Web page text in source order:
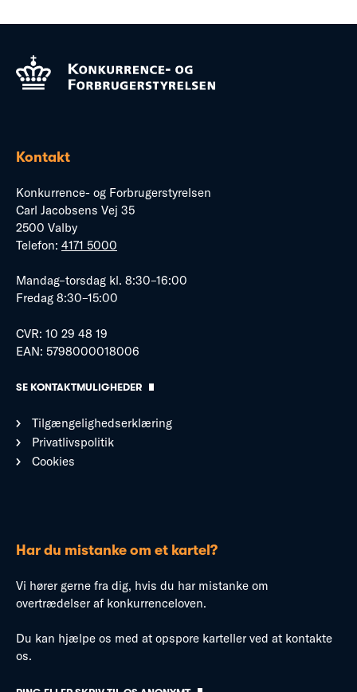
Kontakt
Konkurrence- og Forbrugerstyrelsen
Carl Jacobsens Vej 35
2500 Valby
Telefon: 4171 5000
Mandag–torsdag kl. 8:30–16:00
Fredag 8:30–15:00
CVR: 10 29 48 19
EAN: 5798000018006
SE KONTAKTMULIGHEDER
Tilgængelighedserklæring
Privatlivspolitik
Cookies
Har du mistanke om et kartel?
Vi hører gerne fra dig, hvis du har mistanke om
overtrædelser af konkurrenceloven.
Du kan hjælpe os med at opspore karteller ved at kontakte
os.